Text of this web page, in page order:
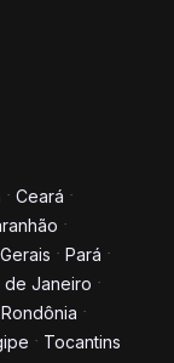
Ceará
Pará
de Janeiro
Rondônia
Tocantins